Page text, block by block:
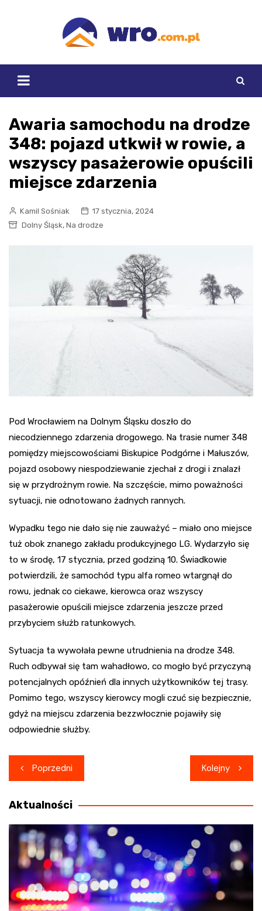
Awaria samochodu na drodze
348: pojazd utkwił w rowie, a
wszyscy pasażerowie opuścili
miejsce zdarzenia
Kamil Sośniak
17 stycznia, 2024
Dolny Śląsk, Na drodze
Pod Wrocławiem na Dolnym Śląsku doszło do
niecodziennego zdarzenia drogowego. Na trasie numer 348
pomiędzy miejscowościami Biskupice Podgórne i Małuszów,
pojazd osobowy niespodziewanie zjechał z drogi i znalazł
się w przydrożnym rowie. Na szczęście, mimo poważności
sytuacji, nie odnotowano żadnych rannych.
Wypadku tego nie dało się nie zauważyć – miało ono miejsce
tuż obok znanego zakładu produkcyjnego LG. Wydarzyło się
to w środę, 17 stycznia, przed godziną 10. Świadkowie
potwierdzili, że samochód typu alfa romeo wtargnął do
rowu, jednak co ciekawe, kierowca oraz wszyscy
pasażerowie opuścili miejsce zdarzenia jeszcze przed
przybyciem służb ratunkowych.
Sytuacja ta wywołała pewne utrudnienia na drodze 348.
Ruch odbywał się tam wahadłowo, co mogło być przyczyną
potencjalnych opóźnień dla innych użytkowników tej trasy.
Pomimo tego, wszyscy kierowcy mogli czuć się bezpiecznie,
gdyż na miejscu zdarzenia bezzwłocznie pojawiły się
odpowiednie służby.
Nawigacja
wpisu
Poprzedni Kolejny
Aktualności